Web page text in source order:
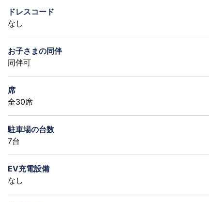
ドレスコード
なし
お子さまの同伴
同伴可
席
全30席
駐車場の台数
7台
EV充電設備
なし